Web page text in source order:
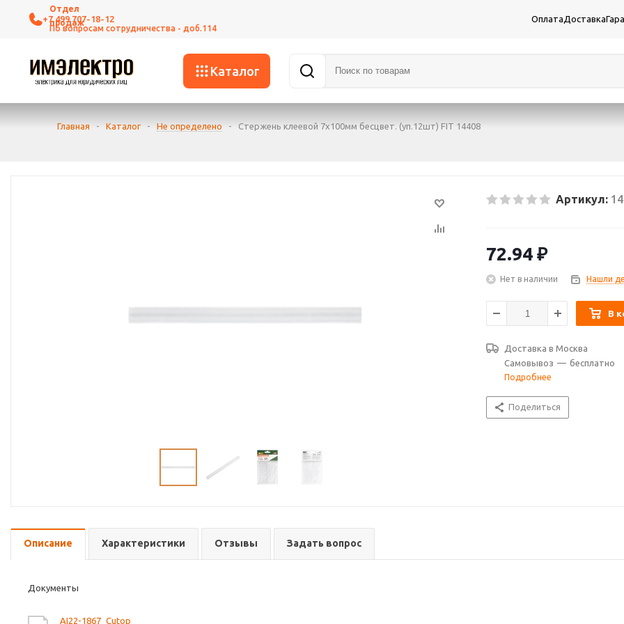
+7 499 707-18-12 ОплатаДоставка
Каталог
Главная - Каталог - Не определено - Стержень клеевой 7х100мм бесцвет. (уп.12шт) FIT 14408
Артикул:
72.94 ₽
Нет в наличии Нашли
В
Доставка в Москва
Самовывоз — бесплатно
Подробнее
Поделиться
Описание Характеристики Отзывы Задать вопрос
Документы
AI22-1867_Cutop